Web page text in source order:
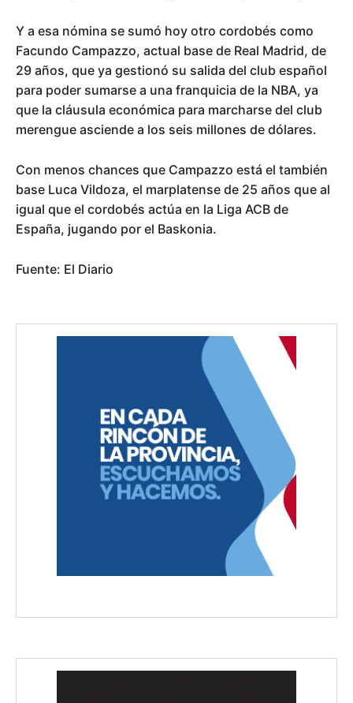
Y a esa nómina se sumó hoy otro cordobés como
Facundo Campazzo, actual base de Real Madrid, de
29 años, que ya gestionó su salida del club español
para poder sumarse a una franquicia de la NBA, ya
que la cláusula económica para marcharse del club
merengue asciende a los seis millones de dólares.
Con menos chances que Campazzo está el también
base Luca Vildoza, el marplatense de 25 años que al
igual que el cordobés actúa en la Liga ACB de
España, jugando por el Baskonia.
Fuente: El Diario